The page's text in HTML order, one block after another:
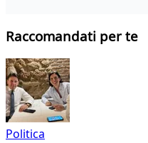
Raccomandati per te
Politica